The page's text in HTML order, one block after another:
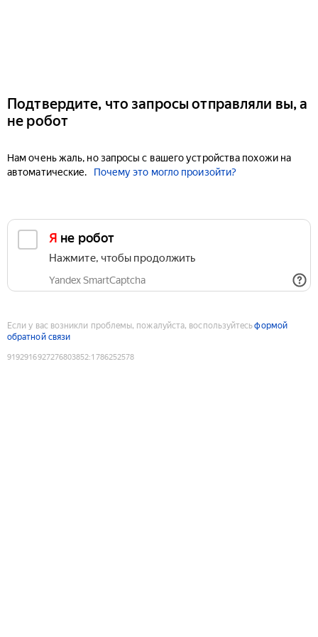
Подтвердите, что запросы отправляли вы, а
не робот
Нам очень жаль, но запросы с вашего устройства похожи на
автоматические.
Почему это могло произойти?
Я не робот
Нажмите, чтобы продолжить
Yandex SmartCaptcha
Если у вас возникли проблемы, пожалуйста, воспользуйтесьформой
обратной связи
9192916927276803852:1786252578